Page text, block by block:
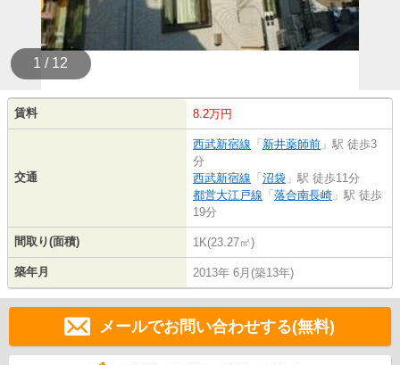
1 / 12
賃料 8.2万円
交通
西武新宿線 「 新井薬師前 」駅 徒歩3
分
西武新宿線 「 沼袋 」駅 徒歩11分
都営大江戸線 「 落合南長崎 」駅 徒歩
19分
間取り(面積) 1K(23.27㎡)
築年月 2013年 6月(築13年)
メールでお問い合わせする(無料)